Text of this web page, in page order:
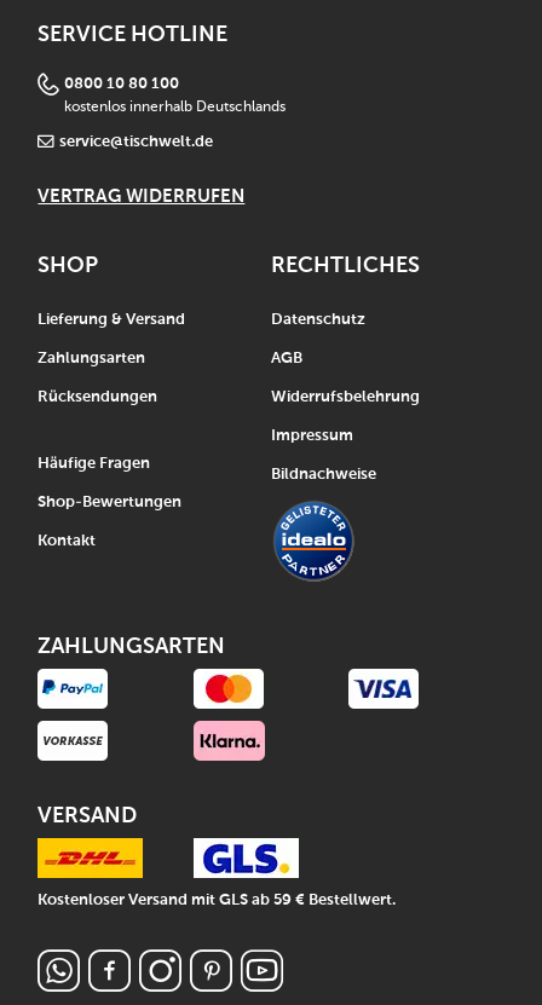
SERVICE HOTLINE
0800 10 80 100
kostenlos innerhalb Deutschlands
service@tischwelt.de
VERTRAG WIDERRUFEN
SHOP
Lieferung & Versand
Zahlungsarten
Rücksendungen
Häufige Fragen
Shop-Bewertungen
Kontakt
RECHTLICHES
Datenschutz
AGB
Widerrufsbelehrung
Impressum
Bildnachweise
ZAHLUNGSARTEN
VERSAND
Kostenloser Versand mit GLS ab 59 € Bestellwert.